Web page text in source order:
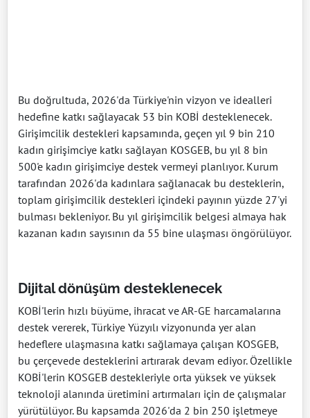
Bu doğrultuda, 2026'da Türkiye'nin vizyon ve idealleri
hedefine katkı sağlayacak 53 bin KOBİ desteklenecek.
Girişimcilik destekleri kapsamında, geçen yıl 9 bin 210
kadın girişimciye katkı sağlayan KOSGEB, bu yıl 8 bin
500'e kadın girişimciye destek vermeyi planlıyor. Kurum
tarafından 2026'da kadınlara sağlanacak bu desteklerin,
toplam girişimcilik destekleri içindeki payının yüzde 27'yi
bulması bekleniyor. Bu yıl girişimcilik belgesi almaya hak
kazanan kadın sayısının da 55 bine ulaşması öngörülüyor.
Dijital dönüşüm desteklenecek
KOBİ'lerin hızlı büyüme, ihracat ve AR-GE harcamalarına
destek vererek, Türkiye Yüzyılı vizyonunda yer alan
hedeflere ulaşmasına katkı sağlamaya çalışan KOSGEB,
bu çerçevede desteklerini artırarak devam ediyor. Özellikle
KOBİ'lerin KOSGEB destekleriyle orta yüksek ve yüksek
teknoloji alanında üretimini artırmaları için de çalışmalar
yürütülüyor. Bu kapsamda 2026'da 2 bin 250 işletmeye